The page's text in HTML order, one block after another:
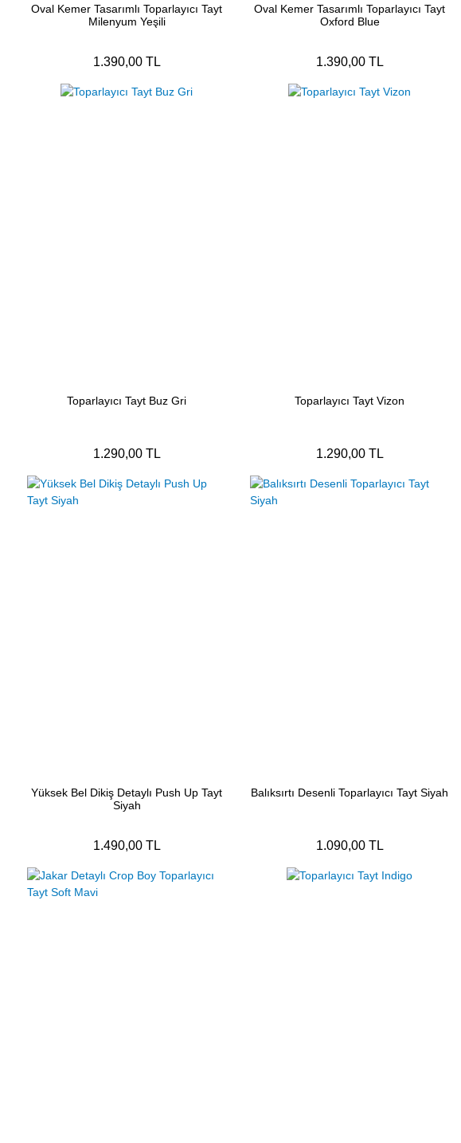
Oval Kemer Tasarımlı Toparlayıcı Tayt
Milenyum Yeşili
1.390,00 TL
Oval Kemer Tasarımlı Toparlayıcı Tayt
Oxford Blue
1.390,00 TL
Toparlayıcı Tayt Buz Gri
1.290,00 TL
Toparlayıcı Tayt Vizon
1.290,00 TL
Yüksek Bel Dikiş Detaylı Push Up Tayt
Siyah
1.490,00 TL
Balıksırtı Desenli Toparlayıcı Tayt Siyah
1.090,00 TL